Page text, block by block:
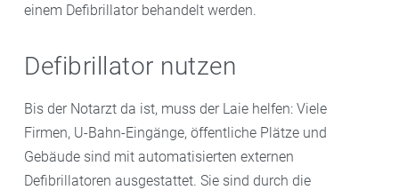
einem Defibrillator behandelt werden.
Defibrillator nutzen
Bis der Notarzt da ist, muss der Laie helfen: Viele
Firmen, U-Bahn-Eingänge, öffentliche Plätze und
Gebäude sind mit automatisierten externen
Defibrillatoren ausgestattet. Sie sind durch die